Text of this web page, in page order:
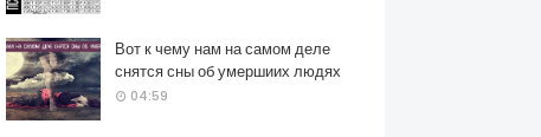
Вот к чему нам на самом деле
снятся сны об умершиих людях
04:59